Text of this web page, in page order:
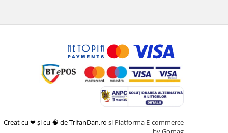
Creat cu ❤ și cu 🧠 de TrifanDan.ro si Platforma E-commerce